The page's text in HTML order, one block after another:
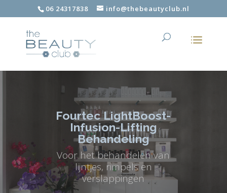
06 24317838 info@thebeautyclub.nl
Fourtec LightBoost-
Infusion-Lifting
Behandeling
Voor het behandelen van
lijntjes, rimpels en
verslappingen